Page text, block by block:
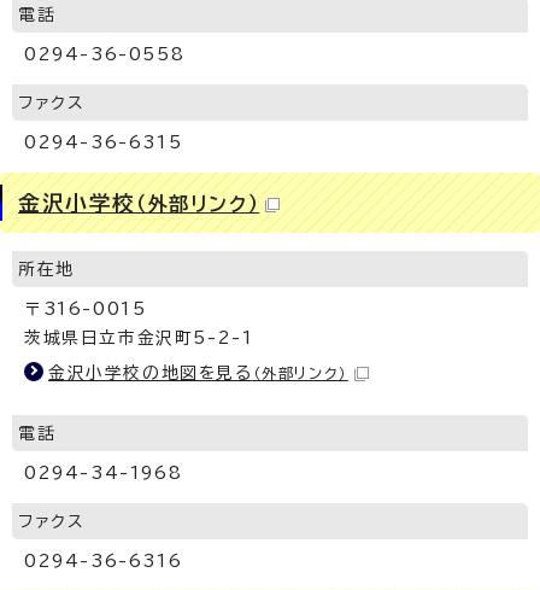
電話
0294-36-0558
ファクス
0294-36-6315
金沢小学校 （外部リンク）
所在地
〒316-0015
茨城県日立市金沢町5-2-1
金沢小学校の地図を見る （外部リンク）
電話
0294-34-1968
ファクス
0294-36-6316